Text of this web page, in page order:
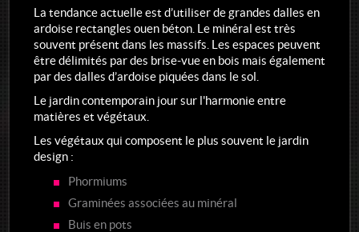
La tendance actuelle est d’utiliser de grandes dalles en
ardoise rectangles ou en béton. Le minéral est très
souvent présent dans les massifs. Les espaces peuvent
être délimités par des brise-vue en bois mais également
par des dalles d’ardoise piquées dans le sol.
Le jardin contemporain jour sur l'harmonie entre
matières et végétaux.
Les végétaux qui composent le plus souvent le jardin
design :
Phormiums
Graminées associées au minéral
Buis en pots